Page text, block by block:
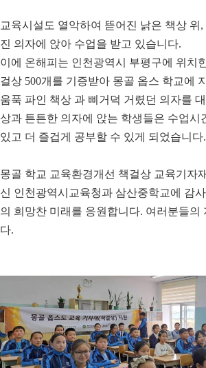
교육시설도 열악하여 뜯어진 낡은 책상 위 ,
진 의자에 앉아 수업을 받고 있습니다.
이에 온해피는 인천광역시 부평구에 위치
걸상 500개를 기증받아 몽골 옵스 학교에
움푹 파인 책상 과 삐거덕 거렸던 의자를
상과 튼튼한 의자에 앉는 학생들은 수업시
있고 더 즐겁게 공부할 수 있게 되었습니다.
몽골 학교 교육환경개선 책걸상 교육기자
신 인천광역시교육청과 삼산중학교에 감
의 희망찬 미래를 응원합니다. 여러분들의
다.